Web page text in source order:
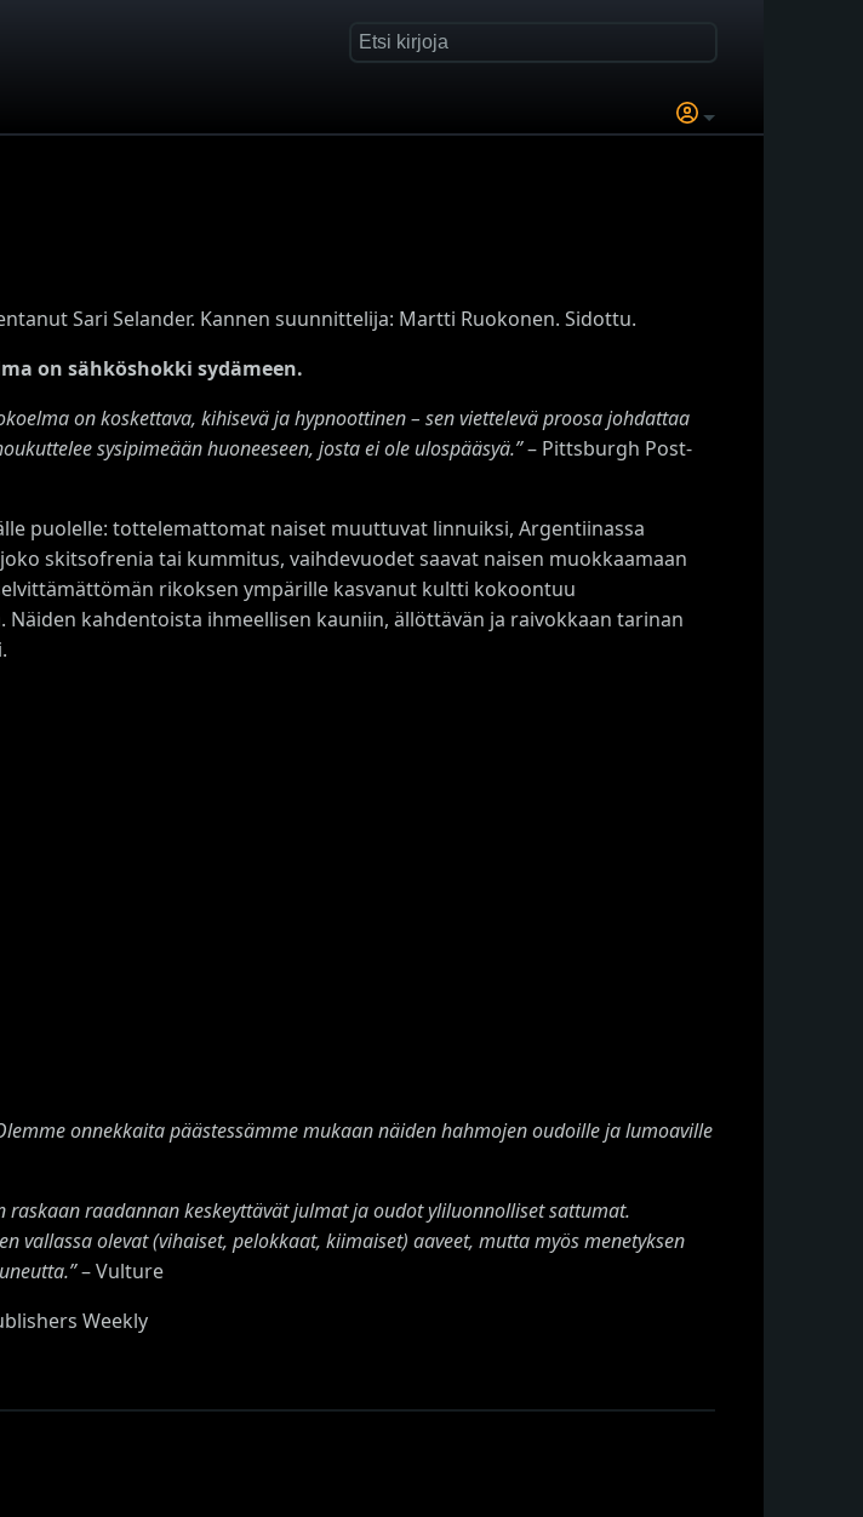
Sari Selander. Kannen suunnittelija: Martti Ruokonen. Sidottu.
on sähköshokki sydämeen.
on koskettava, kihisevä ja hypnoottinen – sen viettelevä proosa johdattaa
sysipimeään huoneeseen, josta ei ole ulospääsyä.”– Pittsburgh Post-
puolelle: tottelemattomat naiset muuttuvat linnuiksi, Argentiinassa
skitsofrenia tai kummitus, vaihdevuodet saavat naisen muokkaamaan
rikoksen ympärille kasvanut kultti kokoontuu
Näiden kahdentoista ihmeellisen kauniin, ällöttävän ja raivokkaan tarinan
onnekkaita päästessämme mukaan näiden hahmojen oudoille ja lumoaville
raadannan keskeyttävät julmat ja oudot yliluonnolliset sattumat.
olevat (vihaiset, pelokkaat, kiimaiset) aaveet, mutta myös menetyksen
– Vulture
Weekly